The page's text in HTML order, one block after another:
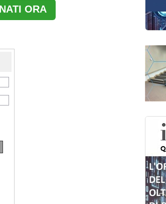
ORA